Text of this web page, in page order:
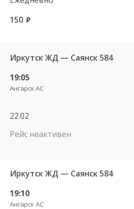
150 руб.
Иркутск ЖД — Саянск 584
19:05
Ангарск АС
22.02
Рейс неактивен
Иркутск ЖД — Саянск 584
19:10
Ангарск АС